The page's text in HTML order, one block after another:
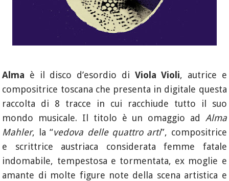
Alma è il disco d’esordio di Viola Violi, autrice e
compositrice toscana che presenta in digitale questa
raccolta di 8 tracce in cui racchiude tutto il suo
mondo musicale. Il titolo è un omaggio ad Alma
Mahler, la “vedova delle quattro arti”, compositrice
e scrittrice austriaca considerata femme fatale
indomabile, tempestosa e tormentata, ex moglie e
amante di molte figure note della scena artistica e